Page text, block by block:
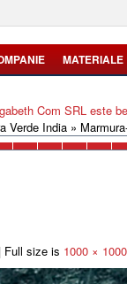
MATERIALE
Com SRL este
Verde India »
| Full size is 1000 × 1000